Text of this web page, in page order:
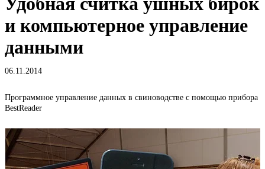
и компьютерное управление
данными
06.11.2014
Программное управление данных в свиноводстве с помощью прибора
BestReader